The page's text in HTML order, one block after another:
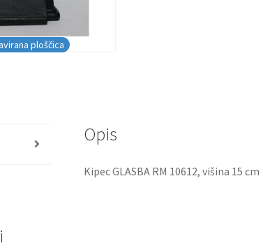
ploščica
Opis
Kipec GLASBA RM 10612, višina 15 cm